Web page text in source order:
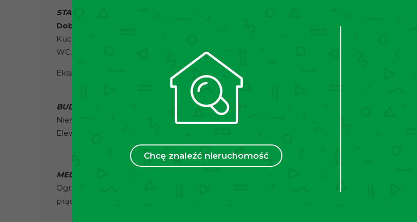
Chcę znaleźć nieruchomość
STAN NIERUCHOMOŚCI
Dobry.
W przedpokoju oraz kuchni na podłodze wyłożone zostały płytki, w pokojach panele.
Kuchnia wyposażona w podstawowe sprzęty AGD. W łazience znajduje się wanna, pralka oraz
WC.
Ekspozycja zachodnia.
BUDYNEK
Nieruchomość znajduje się w zadbanym 10 – piętrowym bloku z dwiema windami z lat 70-tych.
Elewacja budynku utrzymana w bardzo dobrym stanie, zadbane części wspólne.
MEDIA
Ogrzewanie oraz ciepła woda z sieci miejskiej, czynsz na poziomie ok. 591 zł. Dodatkowo płatny
prąd i gaz wg zużycia.